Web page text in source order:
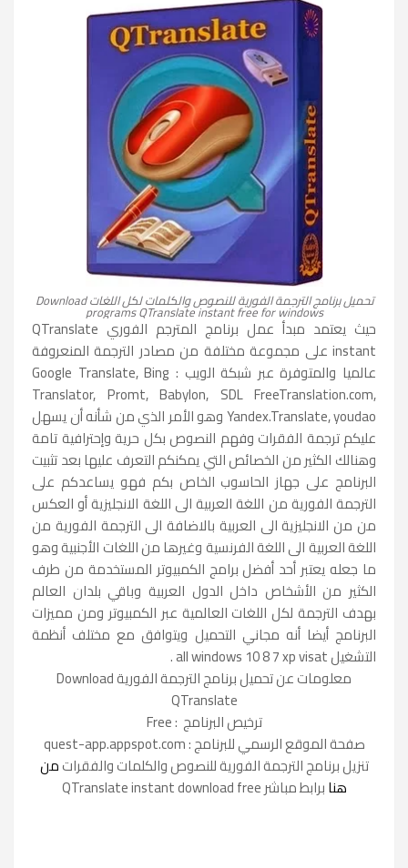
تحميل برنامج الترجمة الفورية للنصوص والكلمات لكل اللغات Download
programs QTranslate instant free for windows
حيث يعتمد مبدأ عمل برنامج المترجم الفوري QTranslate
instant على مجموعة مختلفة من مصادر الترجمة المنعروفة
عالميا والمتوفرة عبر شبكة الويب : Google Translate, Bing
Translator, Promt, Babylon, SDL FreeTranslation.com,
Yandex.Translate, youdao وهو الأمر الذي من شأنه أن يسهل
عليكم ترجمة الفقرات وفهم النصوص بكل حرية وإحترافية تامة
وهنالك الكثير من الخصائص التي يمكنكم التعرف عليها بعد تثبيت
البرنامج على جهاز الحاسوب الخاص بكم فهو يساعدكم على
الترجمة الفورية من اللغة العربية الى اللغة الانجليزية أو العكس
من من الانجليزية الى العربية بالاضافة الى الترجمة الفورية من
اللغة العربية الى اللغة الفرنسية وغيرها من اللغات الأجنبية وهو
ما جعله يعتبر أحد أفضل برامج الكمبيوتر المستخدمة من طرف
الكثير من الأشخاص داخل الدول العربية وباقي بلدان العالم
بهدف الترجمة لكل اللغات العالمية عبر الكمبيوتر ومن مميزات
البرنامج أيضا أنه مجاني التحميل ويتوافق مع مختلف أنظمة
التشغيل all windows 10 8 7 xp visat .
معلومات عن تحميل برنامج الترجمة الفورية Download
QTranslate
ترخيص البرنامج : Free
صفحة الموقع الرسمي للبرنامج : quest-app.appspot.com
تنزيل برنامج الترجمة الفورية للنصوص والكلمات والفقراتمن
هنابرابط مباشر QTranslate instant download free